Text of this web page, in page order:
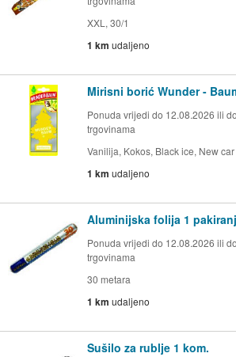
XXL, 30/1
1 km udaljeno
Mirisni borić Wunder -
Ponuda vrijedi do 12.08.2026 ili
trgovinama
Vanilija, Kokos, Black ice, New car
1 km udaljeno
Aluminijska folija 1
Ponuda vrijedi do 12.08.2026 ili
trgovinama
30 metara
1 km udaljeno
Sušilo za rublje 1 kom.